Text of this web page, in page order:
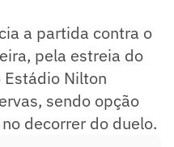
a partida contra o
pela estreia do
Estádio Nilton
sendo opção
decorrer do duelo.